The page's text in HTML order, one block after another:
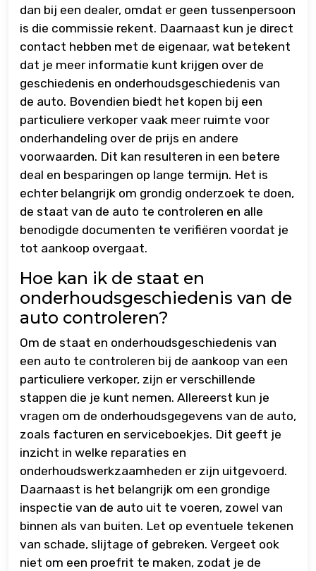
dan bij een dealer, omdat er geen tussenpersoon
is die commissie rekent. Daarnaast kun je direct
contact hebben met de eigenaar, wat betekent
dat je meer informatie kunt krijgen over de
geschiedenis en onderhoudsgeschiedenis van
de auto. Bovendien biedt het kopen bij een
particuliere verkoper vaak meer ruimte voor
onderhandeling over de prijs en andere
voorwaarden. Dit kan resulteren in een betere
deal en besparingen op lange termijn. Het is
echter belangrijk om grondig onderzoek te doen,
de staat van de auto te controleren en alle
benodigde documenten te verifiëren voordat je
tot aankoop overgaat.
Hoe kan ik de staat en
onderhoudsgeschiedenis van de
auto controleren?
Om de staat en onderhoudsgeschiedenis van
een auto te controleren bij de aankoop van een
particuliere verkoper, zijn er verschillende
stappen die je kunt nemen. Allereerst kun je
vragen om de onderhoudsgegevens van de auto,
zoals facturen en serviceboekjes. Dit geeft je
inzicht in welke reparaties en
onderhoudswerkzaamheden er zijn uitgevoerd.
Daarnaast is het belangrijk om een grondige
inspectie van de auto uit te voeren, zowel van
binnen als van buiten. Let op eventuele tekenen
van schade, slijtage of gebreken. Vergeet ook
niet om een proefrit te maken, zodat je de